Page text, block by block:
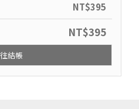
NT$395
NT$395
結帳